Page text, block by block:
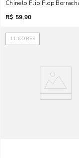
Chinelo Flip Flop
R$ 59,90
11 CORES